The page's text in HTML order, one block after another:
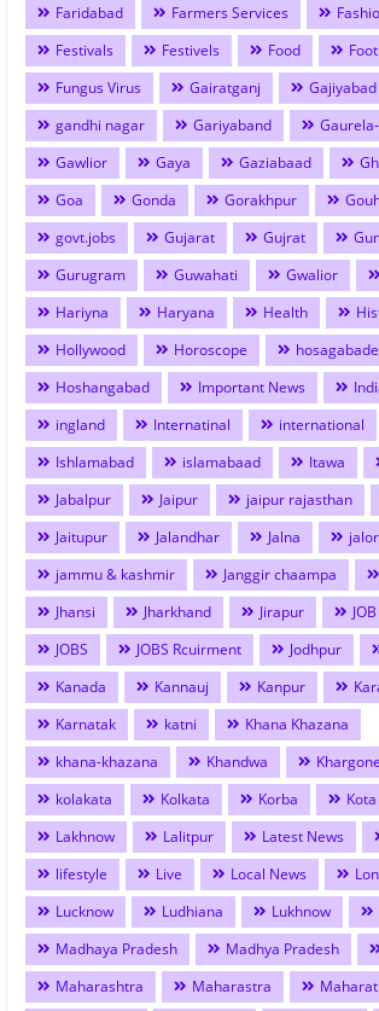
Faridabad Farmers Services
Festivals
Festivels Food
Fungus Virus
Gairatganj
Gajiyabad
gandhi nagar
Gariyaband
Gawlior
Gaya Gaziabaad
Goa
Gonda Gorakhpur
govt.jobs
Gujarat Gujrat
Gurugram
Guwahati Gwalior
Hariyna
Haryana Health
Hollywood
Horoscope
hosagabade
Hoshangabad
Important News
ingland
Internatinal international
Ishlamabad
islamabaad Itawa
Jabalpur
Jaipur jaipur rajasthan
Jaitupur
Jalandhar Jalna jalor
jammu & kashmir
Janggir chaampa
Jhansi
Jharkhand Jirapur
JOBS
JOBS Rcuirment Jodhpur
Kanada
Kannauj Kanpur
Karnatak
katni
Khana Khazana
khana-khazana
Khandwa Khargone
kolakata
Kolkata Korba Kota
Lakhnow
Lalitpur Latest News
lifestyle
Live Local News
Lucknow
Ludhiana Lukhnow
Madhaya Pradesh
Madhya Pradesh
Maharashtra
Maharastra